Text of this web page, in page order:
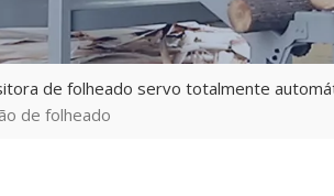
de folheado servo totalmente
de folheado